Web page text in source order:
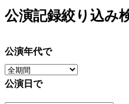
公演記録絞り込み
公演年代で
公演日で